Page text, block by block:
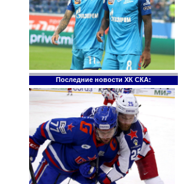
Последние новости ХК СКА: